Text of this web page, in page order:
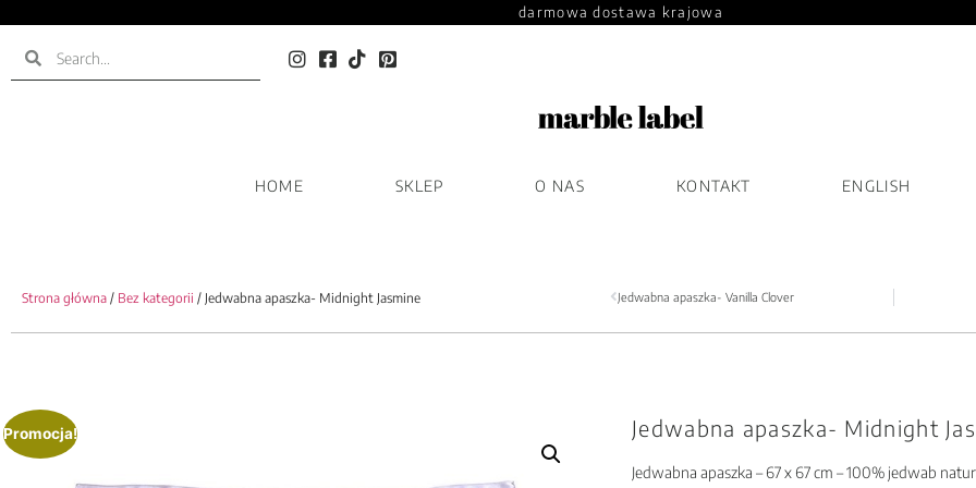
darmowa dostawa krajowa
HOME SKLEP O NAS KONTAKT ENGLISH
Strona główna / Bez kategorii / Jedwabna apaszka- Midnight Jasmine Jedwabna apaszka- Vanilla Clover
Promocja! Jedwabna apaszka- Midnight
Jedwabna apaszka – 67 x 67 cm – 100% jedwab